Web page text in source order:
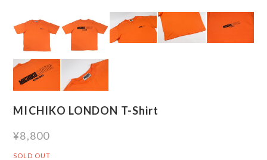
MICHIKO LONDON T-Shirt
¥8,800
SOLD OUT